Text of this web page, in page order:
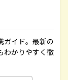
ガイド。最新の
わかりやすく徹